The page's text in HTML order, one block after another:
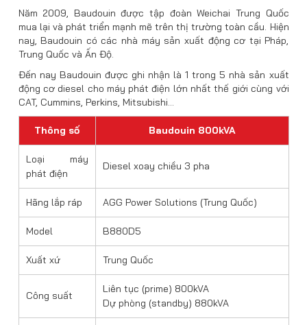
Năm 2009, Baudouin được tập đoàn Weichai Trung Quốc
mua lại và phát triển mạnh mẽ trên thị trường toàn cầu. Hiện
nay, Baudouin có các nhà máy sản xuất động cơ tại Pháp,
Trung Quốc và Ấn Độ.
Đến nay Baudouin được ghi nhận là 1 trong 5 nhà sản xuất
động cơ diesel cho máy phát điện lớn nhất thế giới cùng với
CAT, Cummins, Perkins, Mitsubishi…
Thông số Baudouin 800kVA
Loại máy
phát điện
Diesel xoay chiều 3 pha
Hãng lắp ráp AGG Power Solutions (Trung Quốc)
Model B880D5
Xuất xứ Trung Quốc
Công suất
Liên tục (prime) 800kVA
Dự phòng (standby) 880kVA